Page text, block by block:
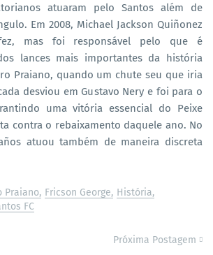
atuaram pelo Santos além de
Em 2008, Michael Jackson Quiñonez
mas foi responsável pelo que é
lances mais importantes da história
Praiano, quando um chute seu que iria
desviou em Gustavo Nery e foi para o
uma vitória essencial do Peixe
contra o rebaixamento daquele ano. No
atuou também de maneira discreta
Praiano Fricson George História
FC
Próxima Postagem